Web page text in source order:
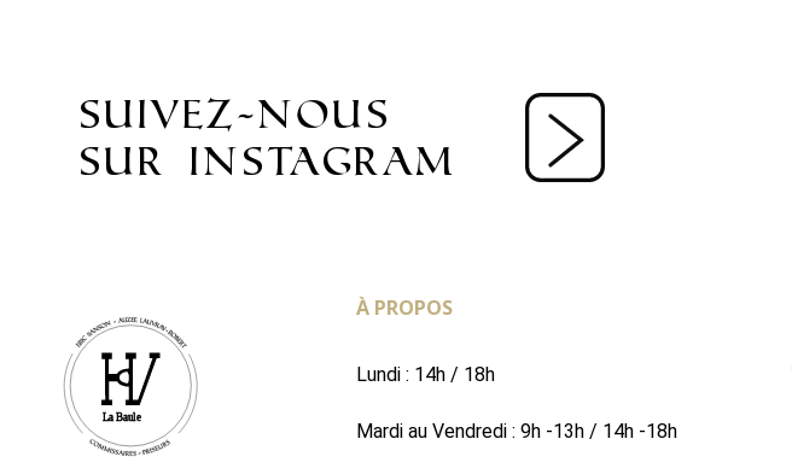
suivez-nous
sur instagram
À PROPOS
Lundi : 14h / 18h
Mardi au Vendredi : 9h -13h / 14h -18h